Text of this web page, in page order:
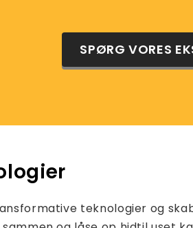
SPØRG VORES
teknologier og